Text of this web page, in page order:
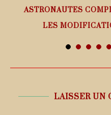
ASTRONAUTES
LES
LAISSER UN